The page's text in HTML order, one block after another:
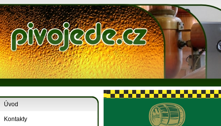
Úvod
Kontakty